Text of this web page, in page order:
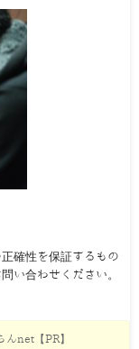
確性を保証するもの
い合わせください。
net【PR】